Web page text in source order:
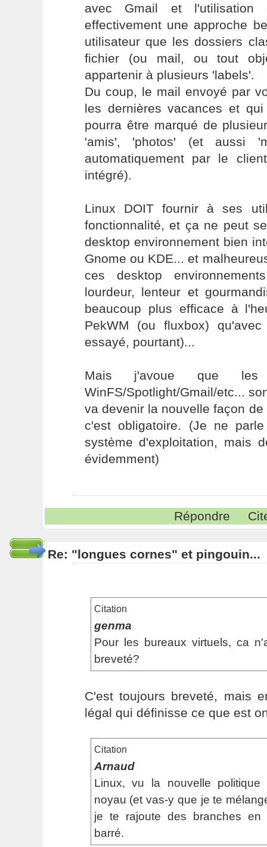
avec Gmail et l'utilisation
effectivement une approche
utilisateur que les dossiers
fichier (ou mail, ou tout
appartenir à plusieurs 'labels'.
Du coup, le mail envoyé par
les dernières vacances et
pourra être marqué de
'amis', 'photos' (et aussi
automatiquement par le
intégré).
Linux DOIT fournir à ses
fonctionnalité, et ça ne peut
desktop environnement bien
Gnome ou KDE... et
ces desktop
lourdeur, lenteur et
beaucoup plus efficace à
PekWM (ou fluxbox)
essayé, pourtant)...
Mais j'avoue que les
WinFS/Spotlight/Gmail/etc...
va devenir la nouvelle façon
c'est obligatoire. (Je ne
système d'exploitation, mais
évidemment)
Répondre
Re: "longues cornes" et pingouin...
Citation
genma
Pour les bureaux virtuels, ca
breveté?
C'est toujours breveté, mais
légal qui définisse ce que est
Citation
Arnaud
Linux, vu la nouvelle politique
noyau (et vas-y que je te
je te rajoute des branches en
barré.